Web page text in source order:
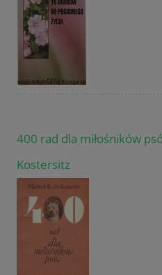
400 rad dla miłośników
Kostersitz